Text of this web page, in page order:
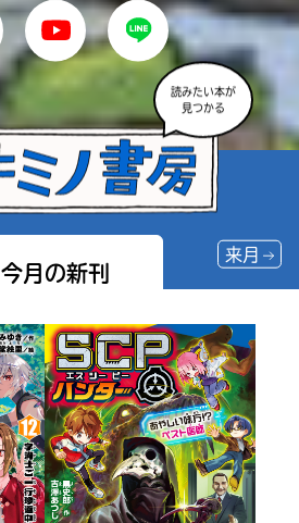
読みたい本が
見つかる
今月の新刊
来月